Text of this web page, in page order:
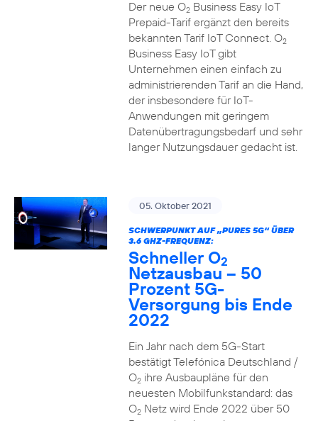
Der neue O2Business Easy IoT
Prepaid-Tarif ergänzt den bereits
bekannten Tarif IoT Connect. O2
Business Easy IoT gibt
Unternehmen einen einfach zu
administrierenden Tarif an die Hand,
der insbesondere für IoT-
Anwendungen mit geringem
Datenübertragungsbedarf und sehr
langer Nutzungsdauer gedacht ist.
05. Oktober 2021
SCHWERPUNKT AUF „PURES 5G“ ÜBER
3.6 GHZ-FREQUENZ:
Schneller O2
Netzausbau – 50
Prozent 5G-
Versorgung bis Ende
2022
Ein Jahr nach dem 5G-Start
bestätigt Telefónica Deutschland /
O2ihre Ausbaupläne für den
neuesten Mobilfunkstandard: das
O2Netz wird Ende 2022 über 50